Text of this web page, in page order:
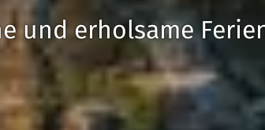
und erholsame